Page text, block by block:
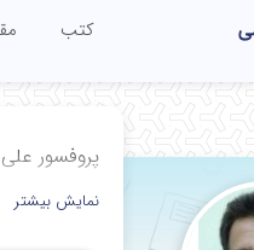
کتب
پروفسور علی
نمایش بیشتر